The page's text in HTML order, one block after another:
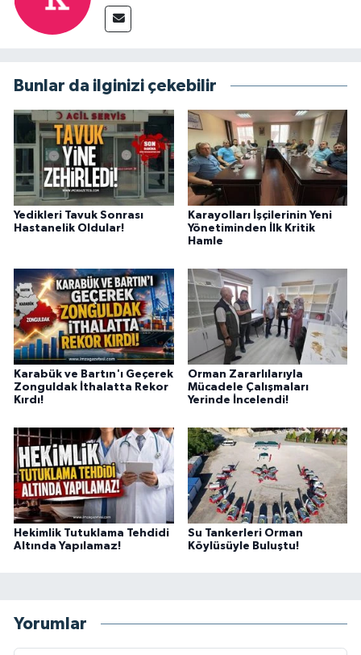
Bunlar da ilginizi çekebilir
Yedikleri Tavuk Sonrası
Hastanelik Oldular!
Karayolları İşçilerinin Yeni
Yönetiminden İlk Kritik
Hamle
Karabük ve Bartın'ı Geçerek
Zonguldak İthalatta Rekor
Kırdı!
Orman Zararlılarıyla
Mücadele Çalışmaları
Yerinde İncelendi!
Hekimlik Tutuklama Tehdidi
Altında Yapılamaz!
Su Tankerleri Orman
Köylüsüyle Buluştu!
Yorumlar